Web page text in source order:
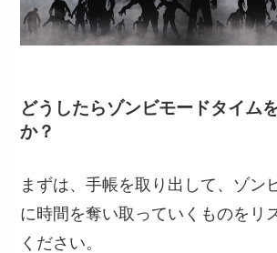
どうしたらゾンビモードタイム
か？
まずは、手帳を取り出して、ゾン
に時間を奪い取っていくものをリ
ください。